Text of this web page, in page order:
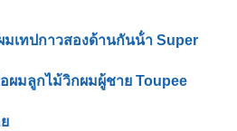
เทปกาวสองด้านกันน้ํา Super
ผมลูกไม้วิกผมผู้ชาย Toupee